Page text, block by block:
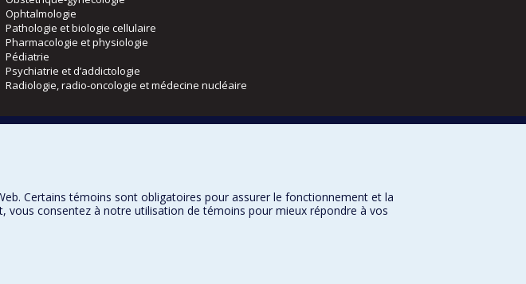
Ophtalmologie
Pathologie et biologie cellulaire
Pharmacologie et physiologie
Pédiatrie
Psychiatrie et d’addictologie
Radiologie, radio-oncologie et médecine nucléaire
Certains témoins sont obligatoires pour assurer le fonctionnement et la
vous consentez à notre utilisation de témoins pour mieux répondre à vos